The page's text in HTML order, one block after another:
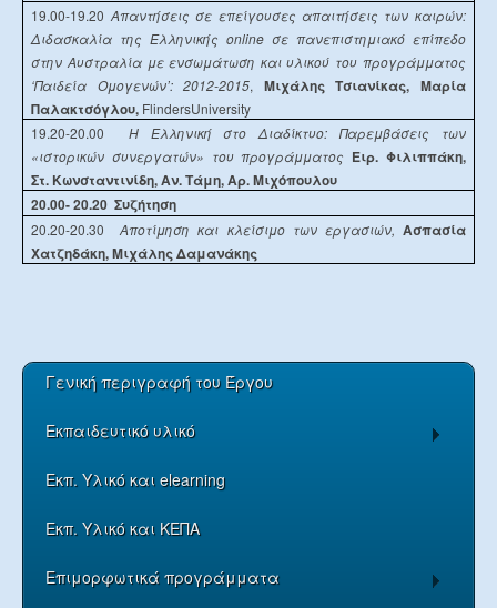
19.00-19.20 Απαντήσεις σε επείγουσες απαιτήσεις των καιρών:
Διδασκαλία της Ελληνικής online σε πανεπιστημιακό επίπεδο
στην Αυστραλία με ενσωμάτωση και υλικού του προγράμματος
‘Παιδεία Ομογενών’: 2012-2015, Μιχάλης Τσιανίκας, Μαρία
Παλακτσόγλου, FlindersUniversity
19.20-20.00
Η Ελληνική στο Διαδίκτυο:
Παρεμβάσεις των
«ιστορικών συνεργατών» του προγράμματος Ειρ. Φιλιππάκη,
Στ. Κωνσταντινίδη, Αν. Τάμη, Αρ. Μιχόπουλου
20.00- 20.20 Συζήτηση
20.20-20.30 Αποτίμηση και κλείσιμο των εργασιών, Ασπασία
Χατζηδάκη, Μιχάλης Δαμανάκης
Γενική περιγραφή του Έργου
Εκπαιδευτικό υλικό
Εκπ. Υλικό και elearning
Εκπ. Υλικό και ΚΕΠΑ
Eπιμορφωτικά προγράμματα